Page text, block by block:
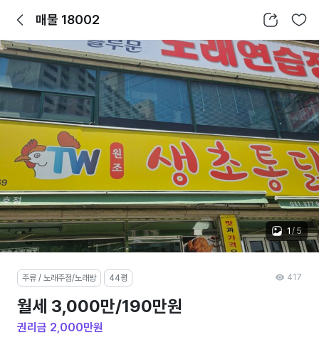
뒤로가기매물 18002 공유하기 찜하기
1 / 5
주류 / 노래주점/노래방 44평
월세 3,000만/190만원
권리금 2,000만원
417